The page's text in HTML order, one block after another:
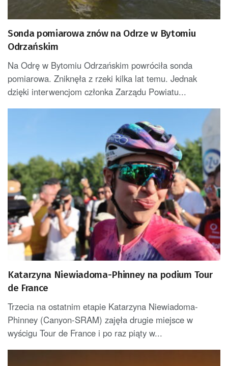
Sonda pomiarowa znów na Odrze w Bytomiu
Odrzańskim
Na Odrę w Bytomiu Odrzańskim powróciła sonda
pomiarowa. Zniknęła z rzeki kilka lat temu. Jednak
dzięki interwencjom członka Zarządu Powiatu...
Katarzyna Niewiadoma-Phinney na podium Tour
de France
Trzecia na ostatnim etapie Katarzyna Niewiadoma-
Phinney (Canyon-SRAM) zajęła drugie miejsce w
wyścigu Tour de France i po raz piąty w...